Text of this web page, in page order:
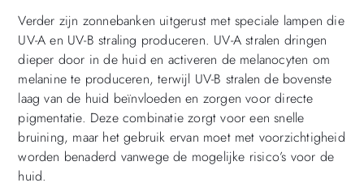
Verder zijn zonnebanken uitgerust met speciale lampen die
UV-A en UV-B straling produceren. UV-A stralen dringen
dieper door in de huid en activeren de melanocyten om
melanine te produceren, terwijl UV-B stralen de bovenste
laag van de huid beïnvloeden en zorgen voor directe
pigmentatie. Deze combinatie zorgt voor een snelle
bruining, maar het gebruik ervan moet met voorzichtigheid
worden benaderd vanwege de mogelijke risico’s voor de
huid.